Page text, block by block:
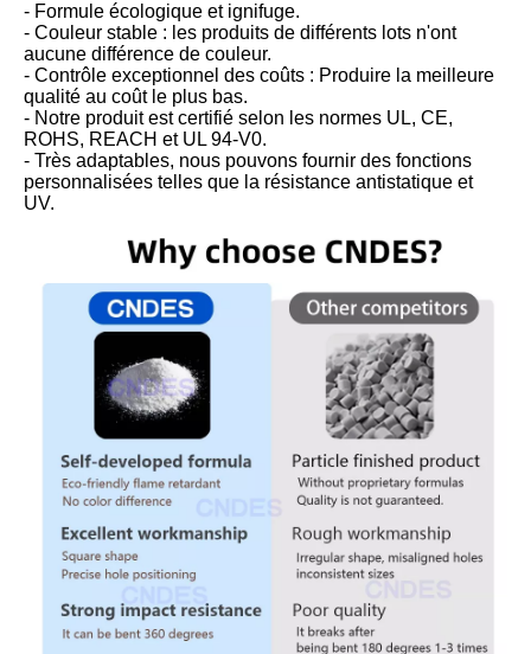
- Formule écologique et ignifuge.
- Couleur stable : les produits de différents lots n'ont
aucune différence de couleur.
- Contrôle exceptionnel des coûts : Produire la meilleure
qualité au coût le plus bas.
- Notre produit est certifié selon les normes UL, CE,
ROHS, REACH et UL 94-V0.
- Très adaptables, nous pouvons fournir des fonctions
personnalisées telles que la résistance antistatique et
UV.